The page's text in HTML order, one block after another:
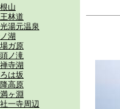
山
林道
光湯元温泉
湖
ガ原
ノ滝
寺湖
は坂
高原
ヶ淵
一寺周辺